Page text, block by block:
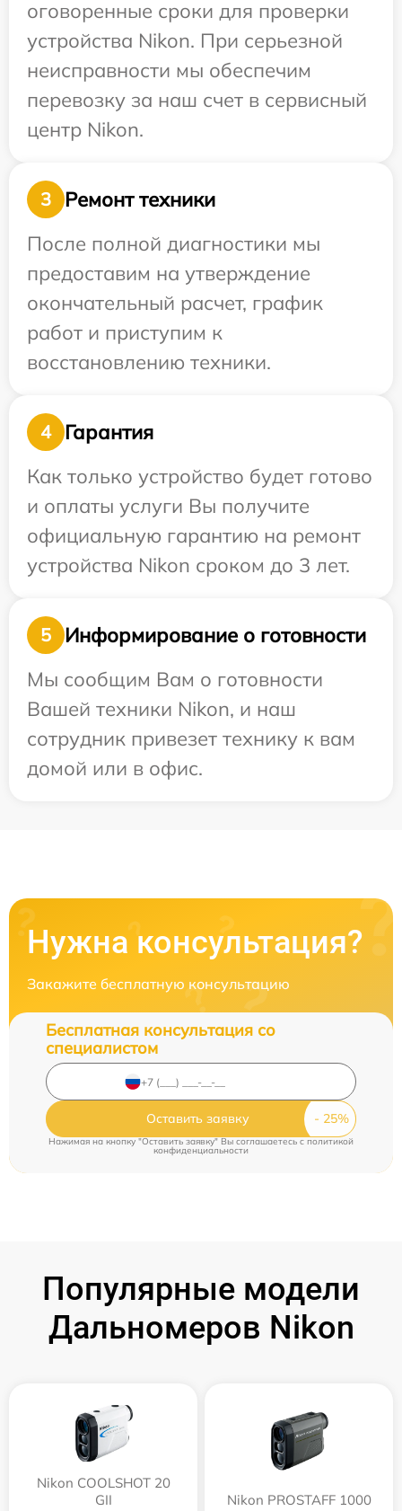
оговоренные сроки для проверки
устройства Nikon. При серьезной
неисправности мы обеспечим
перевозку за наш счет в сервисный
центр Nikon.
3
Ремонт техники
После полной диагностики мы
предоставим на утверждение
окончательный расчет, график
работ и приступим к
восстановлению техники.
4
Гарантия
Как только устройство будет готово
и оплаты услуги Вы получите
официальную гарантию на ремонт
устройства Nikon сроком до 3 лет.
5
Информирование о готовности
Мы сообщим Вам о готовности
Вашей техники Nikon, и наш
сотрудник привезет технику к вам
домой или в офис.
Нужна консультация?
Закажите бесплатную консультацию
Бесплатная консультация со
специалистом
Оставить заявку
Нажимая на кнопку "Оставить заявку" Вы соглашаетесь c политикой
конфиденциальности
Популярные модели
Дальномеров Nikon
Nikon COOLSHOT 20
GII
Nikon PROSTAFF 1000